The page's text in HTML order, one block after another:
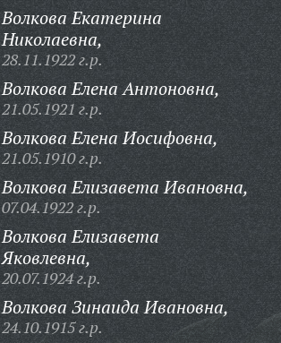
Волкова Екатерина
Николаевна,
28.11.1922 г.р.
Волкова Елена Антоновна,
21.05.1921 г.р.
Волкова Елена Иосифовна,
21.05.1910 г.р.
Волкова Елизавета Ивановна,
07.04.1922 г.р.
Волкова Елизавета
Яковлевна,
20.07.1924 г.р.
Волкова Зинаида Ивановна,
24.10.1915 г.р.